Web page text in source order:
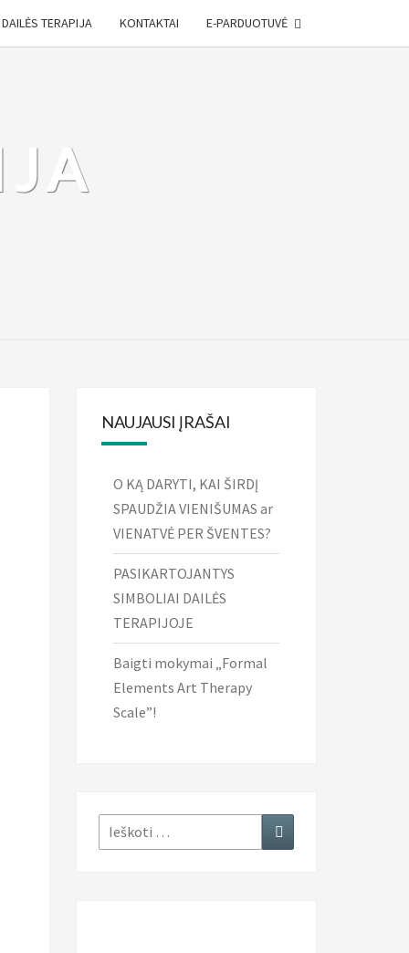
DAILĖS TERAPIJA KONTAKTAI E-PARDUOTUVĖ
NAUJAUSI ĮRAŠAI
O KĄ DARYTI, KAI ŠIRDĮ
SPAUDŽIA VIENIŠUMAS ar
VIENATVĖ PER ŠVENTES?
PASIKARTOJANTYS
SIMBOLIAI DAILĖS
TERAPIJOJE
Baigti mokymai „Formal
Elements Art Therapy
Scale”!
Ieškoti: Ieškoti